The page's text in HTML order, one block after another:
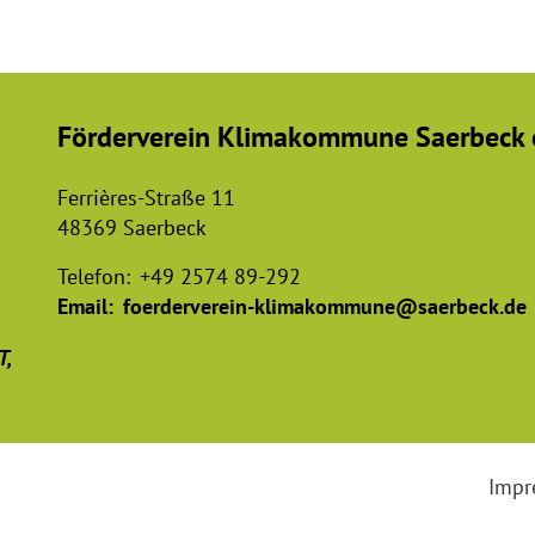
Förderverein Klimakommune Saerbeck
Ferrières-Straße 11
48369 Saerbeck
Telefon: +49 2574 89-292
Email: foerderverein-klimakommune@saerbeck.de